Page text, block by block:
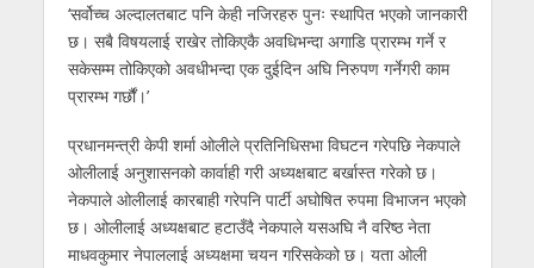
‘सर्वोच्च अल्दालतबाट पनि केही नजिरहरु पुनः स्थापित भएको जानकारी
छ। सबै विषयलाई राखेर तोकिएकै अवधिभन्दा अगाडि प्रारम्भ गर्ने र
सकेसम्म तोकिएको अवधीभन्दा एक दुईदिन अघि निरुपण गर्नेगरी काम
प्रारम्भ गर्छौं।’
प्रधानमन्त्री केपी शर्मा ओलीले प्रतिनिधिसभा विघटन गरेपछि नेकपाले
ओलीलाई अनुशासनको कार्वाही गरी अध्यक्षबाट बर्खास्त गरेको छ।
नेकपाले ओलीलाई कारबाही गरेपनि पार्टी अघोषित रुपमा विभाजन भएको
छ। ओलीलाई अध्यक्षबाट हटाउँदै नेकपाले यसअघि नै वरिष्ठ नेता
माधवकुमार नेपाललाई अध्यक्षमा चयन गरिसकेको छ। यता ओली